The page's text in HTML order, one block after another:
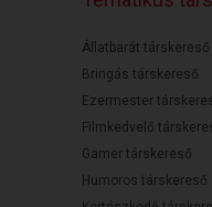
Állatbarát társkereső
Bringás társkereső
Ezermester
Filmkedvelő
Gamer társkereső
Humoros társkereső